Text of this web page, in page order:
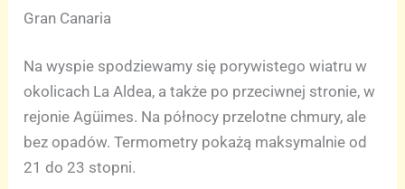
Gran Canaria
Na wyspie spodziewamy się porywistego wiatru w
okolicach La Aldea, a także po przeciwnej stronie, w
rejonie Agüimes. Na północy przelotne chmury, ale
bez opadów. Termometry pokażą maksymalnie od
21 do 23 stopni.